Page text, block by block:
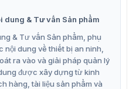
chấm công
sản phẩm này phù hợp với
Giao diện thân thiện, dễ
dung & Tư vấn Sản phẩm
& Tư vấn Sản phẩm, phụ
dung về thiết bị an ninh,
ra vào và giải pháp quản lý
được xây dựng từ kinh
hàng, tài liệu sản phẩm và